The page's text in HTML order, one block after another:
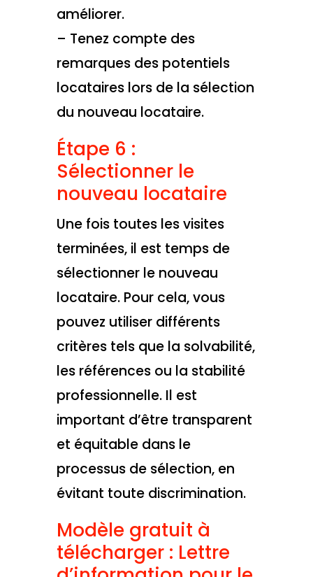
améliorer.
– Tenez compte des
remarques des potentiels
locataires lors de la sélection
du nouveau locataire.
Étape 6 :
Sélectionner le
nouveau locataire
Une fois toutes les visites
terminées, il est temps de
sélectionner le nouveau
locataire. Pour cela, vous
pouvez utiliser différents
critères tels que la solvabilité,
les références ou la stabilité
professionnelle. Il est
important d’être transparent
et équitable dans le
processus de sélection, en
évitant toute discrimination.
Modèle gratuit à
télécharger : Lettre